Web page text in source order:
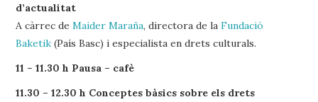
d’actualitat
A càrrec de Maider Maraña, directora de laFundació
Baketik (País Basc) i especialista en drets culturals.
11 – 11.30 h Pausa – cafè
11.30 – 12.30 h Conceptes bàsics sobre els drets